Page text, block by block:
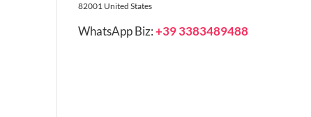
82001 United States
WhatsApp Biz:+39 3383489488